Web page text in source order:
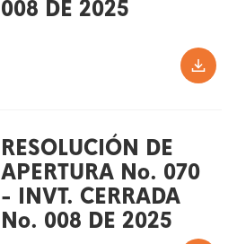
008 DE 2025
RESOLUCIÓN DE
APERTURA No. 070
- INVT. CERRADA
No. 008 DE 2025